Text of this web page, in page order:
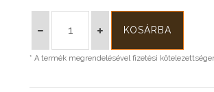
* A termék megrendelésével fizetési